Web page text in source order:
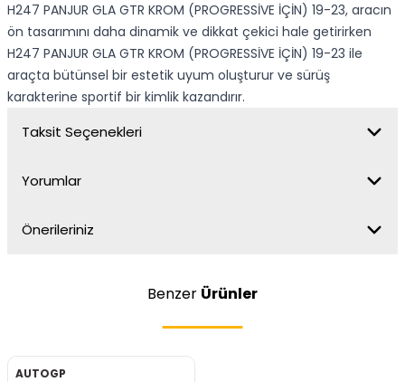
H247 PANJUR GLA GTR KROM (PROGRESSİVE İÇİN) 19-23, aracın
ön tasarımını daha dinamik ve dikkat çekici hale getirirken
H247 PANJUR GLA GTR KROM (PROGRESSİVE İÇİN) 19-23 ile
araçta bütünsel bir estetik uyum oluşturur ve sürüş
karakterine sportif bir kimlik kazandırır.
Taksit Seçenekleri
Yorumlar
Önerileriniz
Benzer Ürünler
AUTOGP